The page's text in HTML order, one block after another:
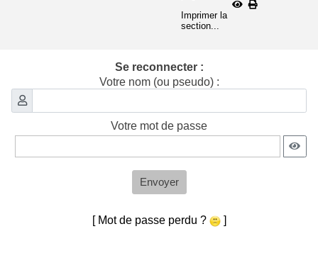
Imprimer la
section...
Se reconnecter :
Votre nom (ou pseudo) :
Votre mot de passe
Envoyer
[ Mot de passe perdu ? ]